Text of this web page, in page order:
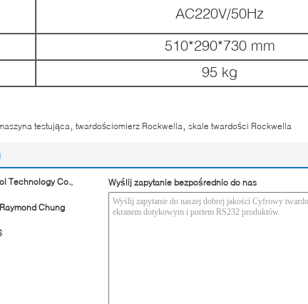
AC220V/50Hz
510*290*730 mm
95 kg
testująca twardościomierz Rockwella skale twardości Rockwella
Technology Co.,
Chung
Wyślij zapytanie bezpośrednio do nas